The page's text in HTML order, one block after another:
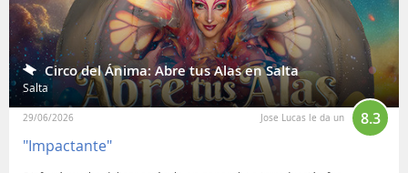
Circo del Ánima: Abre tus Alas en Salta
Salta
29/06/2026 Jose Lucas le da un
8.3
"Impactante"